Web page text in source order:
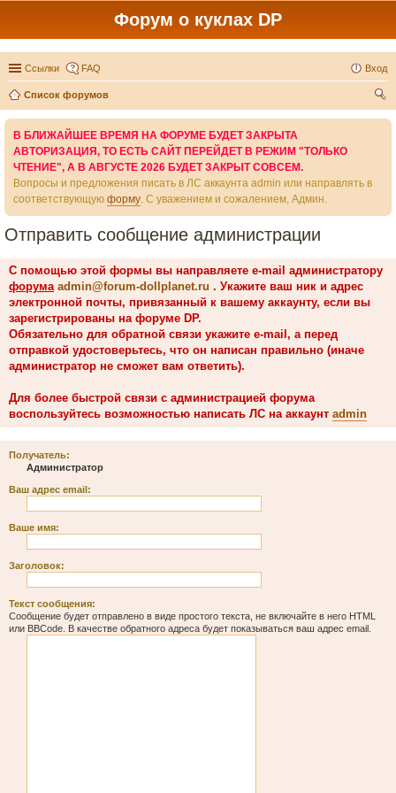
Форум о куклах DP
Ссылки FAQ Вход
Список форумов
В БЛИЖАЙШЕЕ ВРЕМЯ НА ФОРУМЕ БУДЕТ ЗАКРЫТА
АВТОРИЗАЦИЯ, ТО ЕСТЬ САЙТ ПЕРЕЙДЕТ В РЕЖИМ "ТОЛЬКО
ЧТЕНИЕ", А В АВГУСТЕ 2026 БУДЕТ ЗАКРЫТ СОВСЕМ.
Вопросы и предложения писать в ЛС аккаунта admin или направлять в
соответствующую форму. С уважением и сожалением, Админ.
Отправить сообщение администрации
С помощью этой формы вы направляете e-mail администратору
форума admin@forum-dollplanet.ru . Укажите ваш ник и адрес
электронной почты, привязанный к вашему аккаунту, если вы
зарегистрированы на форуме DP.
Обязательно для обратной связи укажите e-mail, а перед
отправкой удостоверьтесь, что он написан правильно (иначе
администратор не сможет вам ответить).
Для более быстрой связи с администрацией форума
воспользуйтесь возможностью написать ЛС на аккаунт admin
Получатель:
Администратор
Ваш адрес email:
Ваше имя:
Заголовок:
Текст сообщения:
Сообщение будет отправлено в виде простого текста, не включайте в него HTML
или BBCode. В качестве обратного адреса будет показываться ваш адрес email.